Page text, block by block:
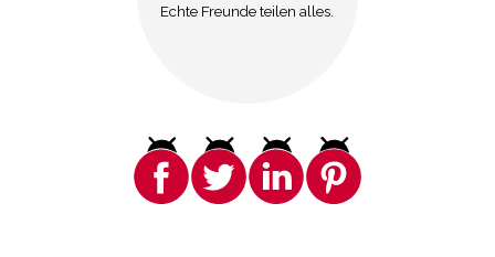
Echte Freunde teilen alles.